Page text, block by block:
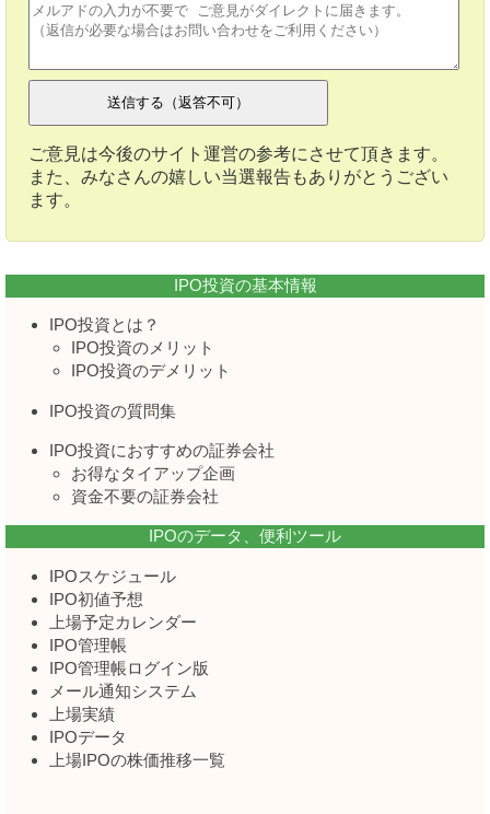
ご意見は今後のサイト運営の参考にさせて頂きます。
また、みなさんの嬉しい当選報告もありがとうござい
ます。
IPO投資の基本情報
IPO投資とは？
IPO投資のメリット
IPO投資のデメリット
IPO投資の質問集
IPO投資におすすめの証券会社
お得なタイアップ企画
資金不要の証券会社
IPOのデータ、便利ツール
IPOスケジュール
IPO初値予想
上場予定カレンダー
IPO管理帳
IPO管理帳ログイン版
メール通知システム
上場実績
IPOデータ
上場IPOの株価推移一覧